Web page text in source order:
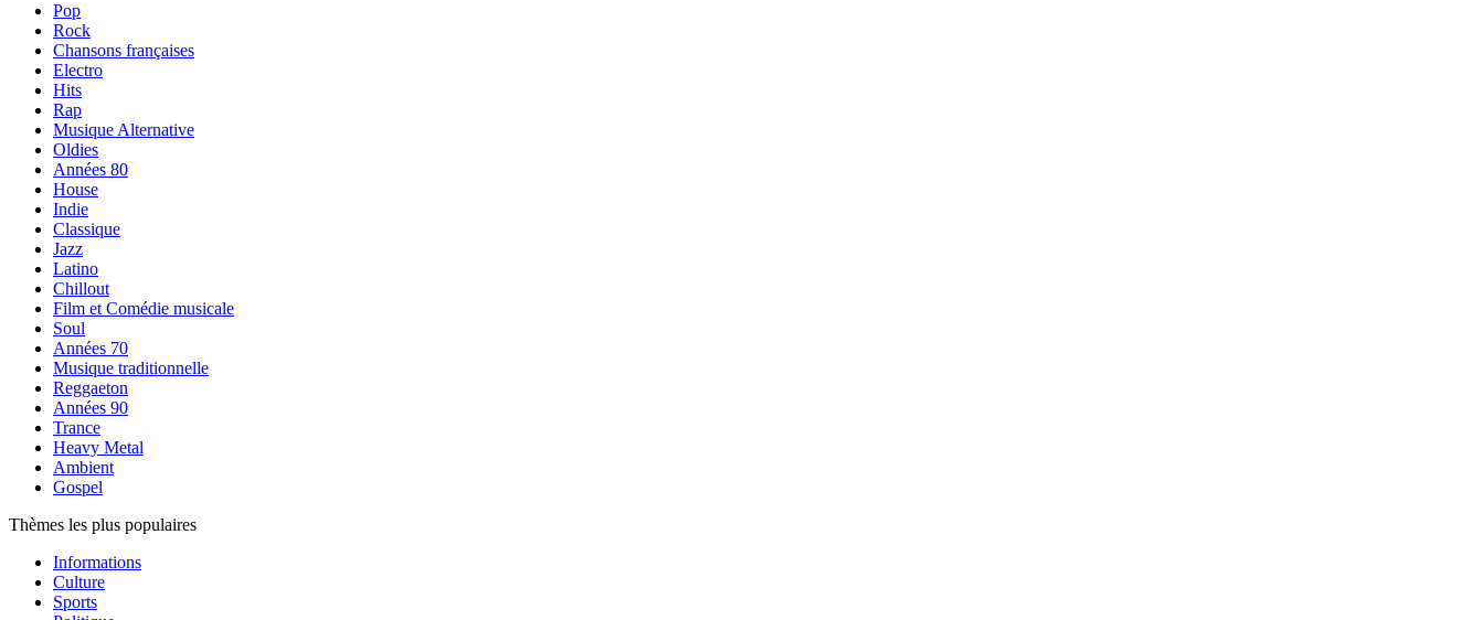
Pop
Rock
Chansons françaises
Electro
Hits
Rap
Musique Alternative
Oldies
Années 80
House
Indie
Classique
Jazz
Latino
Chillout
Film et Comédie musicale
Soul
Années 70
Musique traditionnelle
Reggaeton
Années 90
Trance
Heavy Metal
Ambient
Gospel
Thèmes les plus populaires
Informations
Culture
Sports